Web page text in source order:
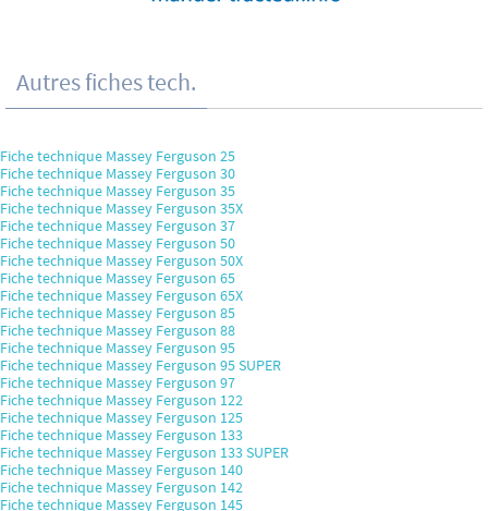
Autres fiches tech.
Fiche technique Massey Ferguson 25
Fiche technique Massey Ferguson 30
Fiche technique Massey Ferguson 35
Fiche technique Massey Ferguson 35X
Fiche technique Massey Ferguson 37
Fiche technique Massey Ferguson 50
Fiche technique Massey Ferguson 50X
Fiche technique Massey Ferguson 65
Fiche technique Massey Ferguson 65X
Fiche technique Massey Ferguson 85
Fiche technique Massey Ferguson 88
Fiche technique Massey Ferguson 95
Fiche technique Massey Ferguson 95 SUPER
Fiche technique Massey Ferguson 97
Fiche technique Massey Ferguson 122
Fiche technique Massey Ferguson 125
Fiche technique Massey Ferguson 133
Fiche technique Massey Ferguson 133 SUPER
Fiche technique Massey Ferguson 140
Fiche technique Massey Ferguson 142
Fiche technique Massey Ferguson 145